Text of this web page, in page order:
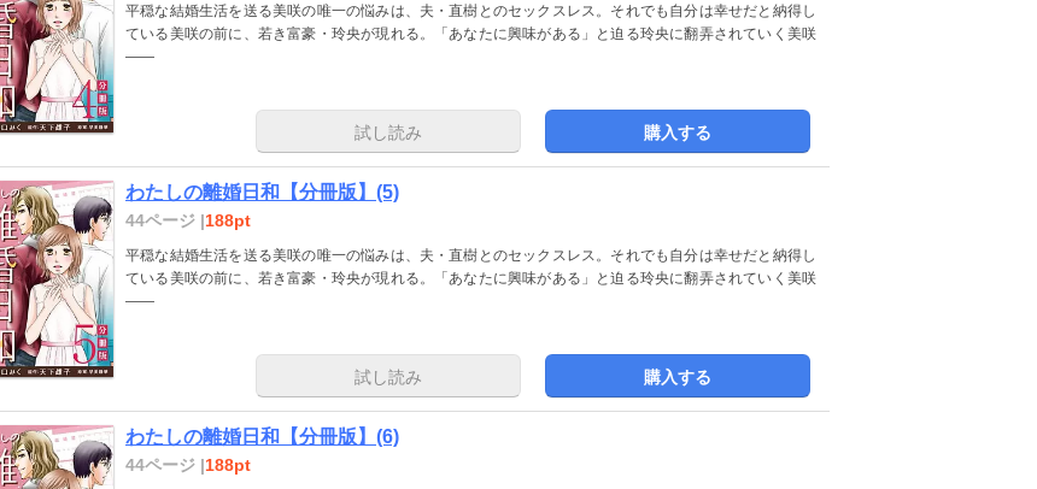
平穏な結婚生活を送る美咲の唯一の悩みは、夫・直樹とのセックスレス。それでも自分は幸せだと納得し
ている美咲の前に、若き富豪・玲央が現れる。「あなたに興味がある」と迫る玲央に翻弄されていく美咲
――
試し読み 購入する
わたしの離婚日和【分冊版】(5)
44ページ |188pt
平穏な結婚生活を送る美咲の唯一の悩みは、夫・直樹とのセックスレス。それでも自分は幸せだと納得し
ている美咲の前に、若き富豪・玲央が現れる。「あなたに興味がある」と迫る玲央に翻弄されていく美咲
――
試し読み 購入する
わたしの離婚日和【分冊版】(6)
44ページ |188pt